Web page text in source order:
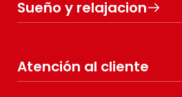
Sueño y relajacion
Atención al cliente